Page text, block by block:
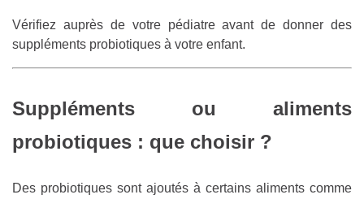
Vérifiez auprès de votre pédiatre avant de donner des
suppléments probiotiques à votre enfant.
Suppléments ou aliments
probiotiques : que choisir ?
Des probiotiques sont ajoutés à certains aliments comme